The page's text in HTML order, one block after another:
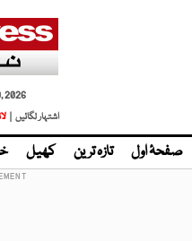
2026
اشتہار لگائیں |
صفحۂ اول تازہ ترین کھیل